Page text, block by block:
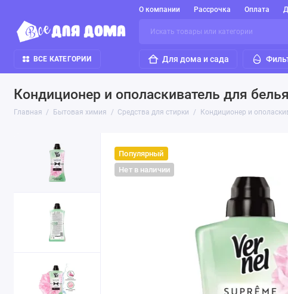
О компании Рассрочка Оплата
ВСЕ КАТЕГОРИИ Для дома и сада
Кондиционер и ополаскиватель для
Главная Бытовая химия Средства для стирки Кондиционер и
Популярный
Нет в наличии